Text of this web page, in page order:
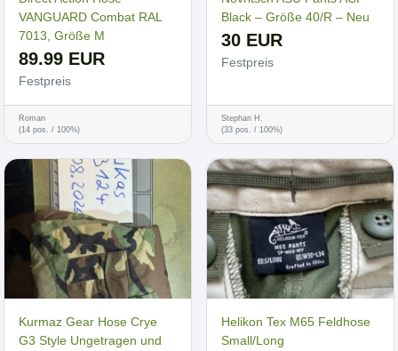
VANGUARD Combat RAL
7013, Größe M
89.99 EUR
Festpreis
Roman
(14 pos. / 100%)
Black – Größe 40/R – Neu
30 EUR
Festpreis
Stephan H.
(33 pos. / 100%)
Kurmaz Gear Hose Crye
G3 Style Ungetragen und
Helikon Tex M65 Feldhose
Small/Long